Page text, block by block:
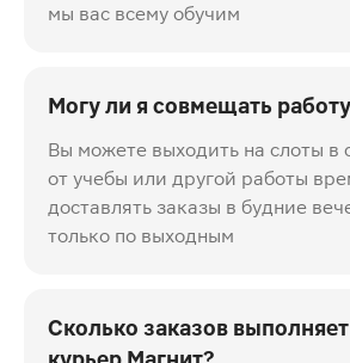
мы вас всему обучим
Могу ли я совмещать
Вы можете выходить на слоты в
от учебы или другой работы
доставлять заказы в будние
только по выходным
Сколько заказов выполняет